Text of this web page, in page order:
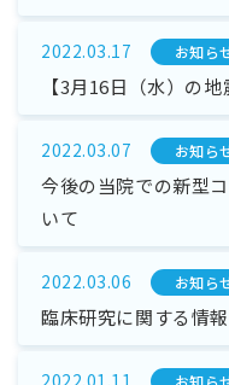
2022.03.17 お知ら
【3月16日（水）の
2022.03.07 お知ら
今後の当院での新型
いて
2022.03.06 お知ら
臨床研究に関する情
2022.01.11 お知ら